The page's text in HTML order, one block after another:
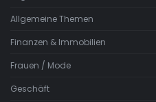
Allgemeine Themen
Finanzen & Immobilien
Frauen / Mode
Geschäft